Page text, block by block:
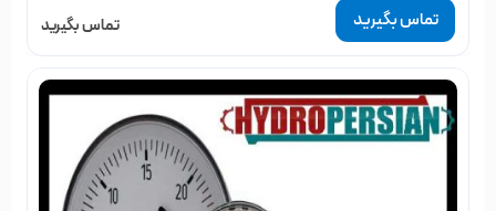
تماس بگیرید تماس بگیرید